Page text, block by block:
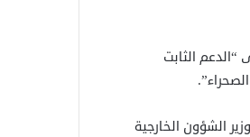
“الدعم الثابت
الشؤون الخارجية